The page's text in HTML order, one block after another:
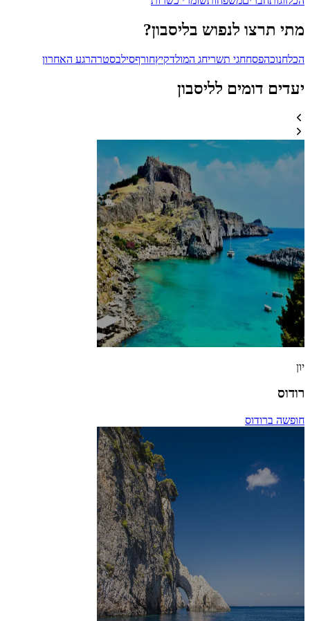
מתי תרצו לנפוש בליסבון?
הכלחנוכהפסחחגי תשריחג המולדקיץחורףסילבסטרהרגע האחרון
יעדים דומים לליסבון
יון
רודוס
חופשה ברודוס